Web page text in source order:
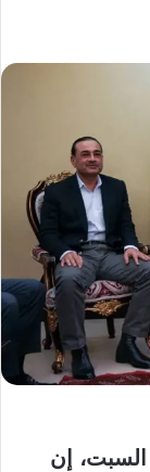
السبت، إن